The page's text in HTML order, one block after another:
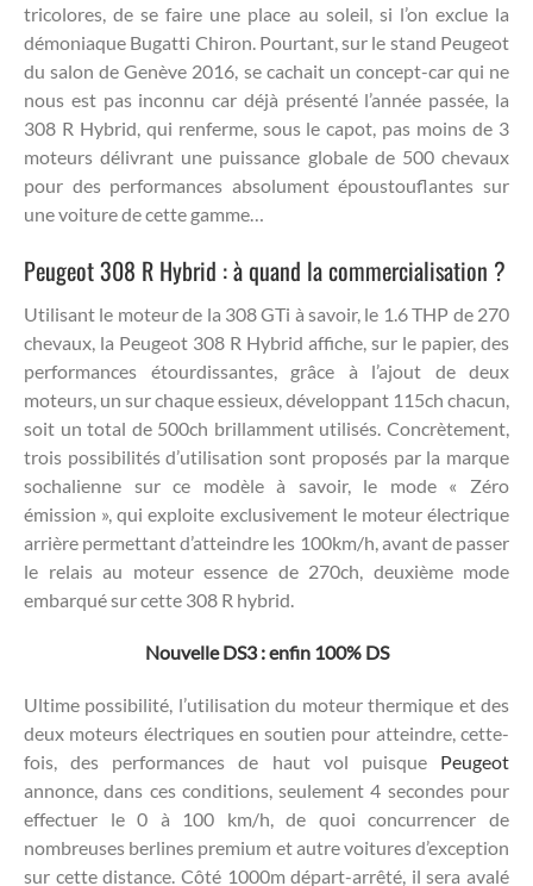
tricolores, de se faire une place au soleil, si l’on exclue la
démoniaque Bugatti Chiron.Pourtant, sur le stand Peugeot
du salon de Genève 2016, se cachait un concept-car qui ne
nous est pas inconnu car déjà présenté l’année passée, la
308 R Hybrid, qui renferme, sous le capot, pas moins de 3
moteurs délivrant une puissance globale de 500 chevaux
pour des performances absolument époustouflantes sur
une voiture de cette gamme…
Peugeot 308 R Hybrid : à quand la commercialisation ?
Utilisant le moteur de la 308 GTi à savoir, le 1.6 THP de 270
chevaux, la Peugeot 308 R Hybrid affiche, sur le papier, des
performances étourdissantes, grâce à l’ajout de deux
moteurs, un sur chaque essieux, développant 115ch chacun,
soit un total de 500ch brillamment utilisés. Concrètement,
trois possibilités d’utilisation sont proposés par la marque
sochalienne sur ce modèle à savoir, le mode « Zéro
émission », qui exploite exclusivement le moteur électrique
arrière permettant d’atteindre les 100km/h, avant de passer
le relais au moteur essence de 270ch, deuxième mode
embarqué sur cette 308 R hybrid.
Nouvelle DS3 : enfin 100% DS
Ultime possibilité, l’utilisation du moteur thermique et des
deux moteurs électriques en soutien pour atteindre, cette-
fois, des performances de haut vol puisque Peugeot
annonce, dans ces conditions, seulement 4 secondes pour
effectuer le 0 à 100 km/h, de quoi concurrencer de
nombreuses berlines premium et autre voitures d’exception
sur cette distance. Côté 1000m départ-arrêté, il sera avalé